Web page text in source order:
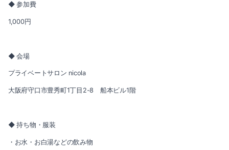
◆ 参加費
1,000円
◆ 会場
プライベートサロン nicola
大阪府守口市豊秀町1丁目2-8 船本ビル1階
◆ 持ち物・服装
・お水・お白湯などの飲み物